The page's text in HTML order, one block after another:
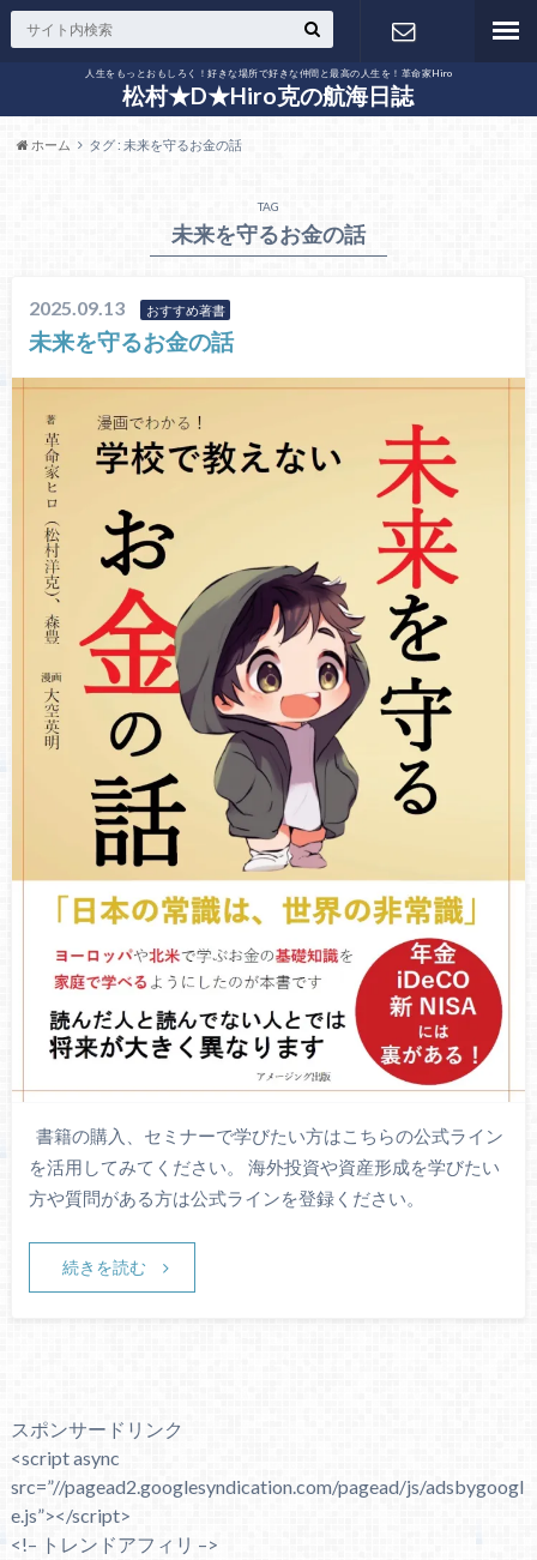
人生をもっとおもしろく！好きな場所で好きな仲間と最高の人生を！革命家Hiro
松村★D★Hiro克の航海日誌
お問い合わ
ホーム タグ : 未来を守るお金の話
TAG
未来を守るお金の話
2025.09.13 おすすめ著書
未来を守るお金の話
書籍の購入、セミナーで学びたい方はこちらの公式ライン
を活用してみてください。 海外投資や資産形成を学びたい
方や質問がある方は公式ラインを登録ください。
続きを読む
スポンサードリンク
<script async
src=”//pagead2.googlesyndication.com/pagead/js/adsbygoogl
e.js”></script>
<!– トレンドアフィリ –>